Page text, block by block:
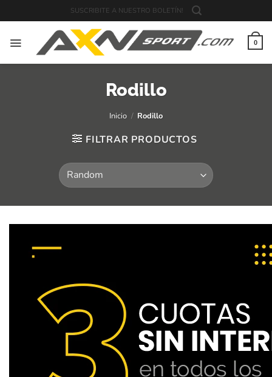
al
contenido
SUSCRIBITE A NUESTRO BOLETÍN!
0
Rodillo
Inicio / Rodillo
FILTRAR PRODUCTOS